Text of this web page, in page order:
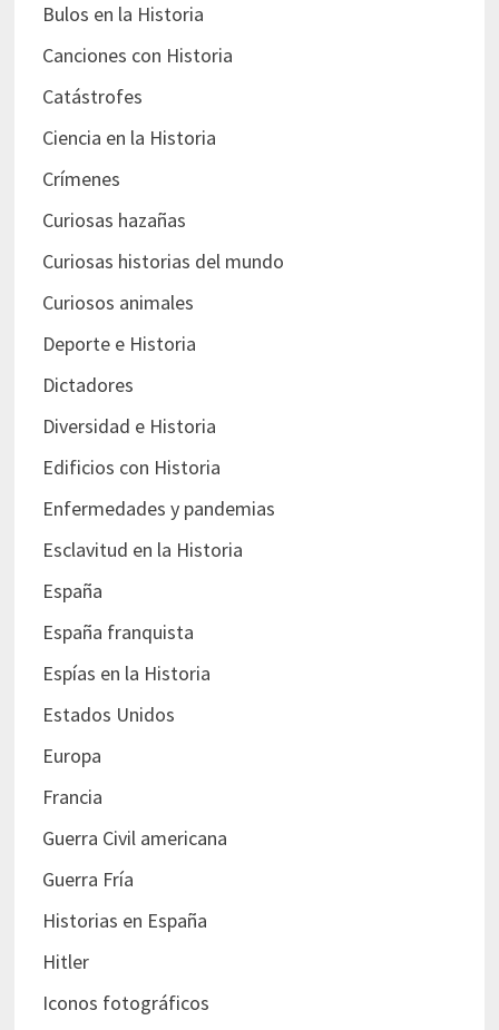
Bulos en la Historia
Canciones con Historia
Catástrofes
Ciencia en la Historia
Crímenes
Curiosas hazañas
Curiosas historias del mundo
Curiosos animales
Deporte e Historia
Dictadores
Diversidad e Historia
Edificios con Historia
Enfermedades y pandemias
Esclavitud en la Historia
España
España franquista
Espías en la Historia
Estados Unidos
Europa
Francia
Guerra Civil americana
Guerra Fría
Historias en España
Hitler
Iconos fotográficos